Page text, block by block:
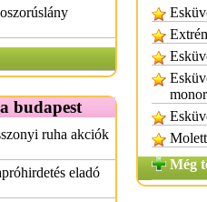
budapest
ruha akciók
eladó
Még